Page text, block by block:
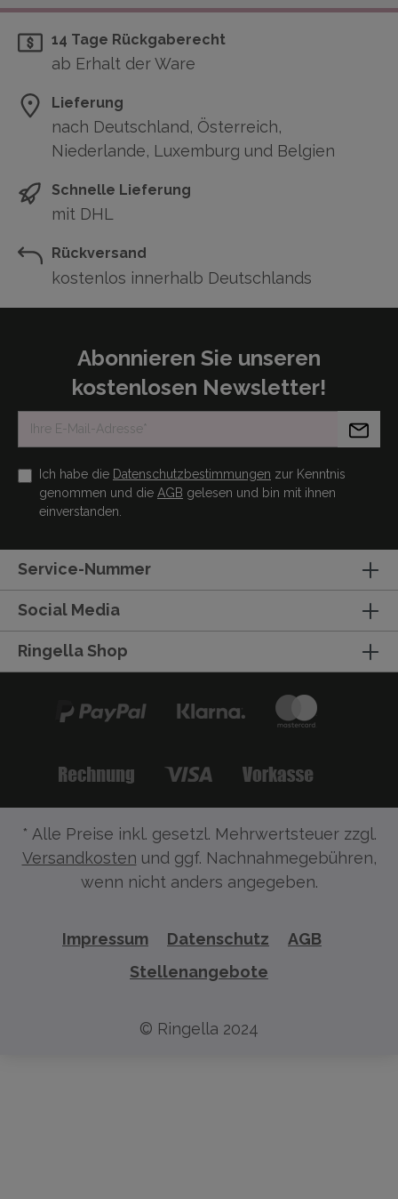
14 Tage Rückgaberecht
ab Erhalt der Ware
Lieferung
nach Deutschland, Österreich,
Niederlande, Luxemburg und Belgien
Schnelle Lieferung
mit DHL
Rückversand
kostenlos innerhalb Deutschlands
Abonnieren Sie unseren
kostenlosen Newsletter!
Ich habe die Datenschutzbestimmungen zur Kenntnis
genommen und die AGB gelesen und bin mit ihnen
einverstanden.
Service-Nummer
Social Media
Ringella Shop
* Alle Preise inkl. gesetzl. Mehrwertsteuer zzgl.
Versandkosten und ggf. Nachnahmegebühren,
wenn nicht anders angegeben.
Impressum Datenschutz
AGB
Stellenangebote
© Ringella 2024